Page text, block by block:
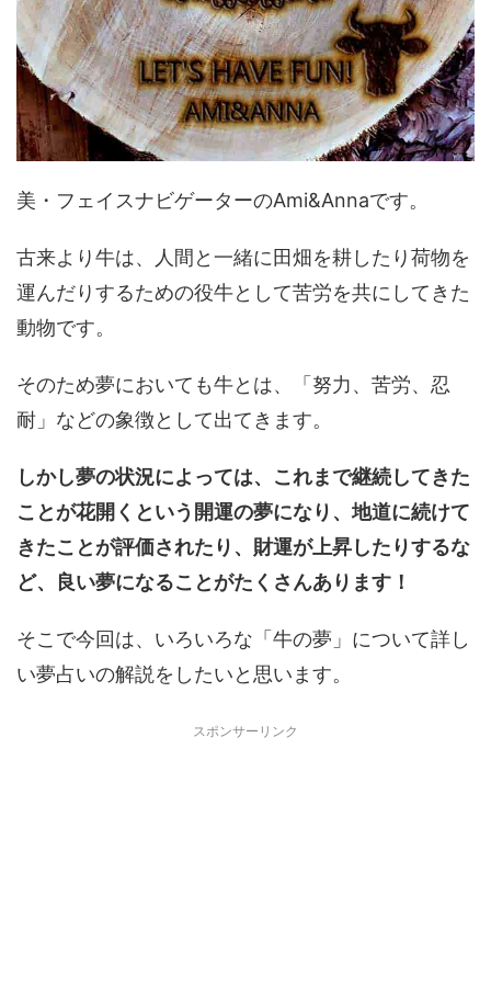
美・フェイスナビゲーターのAmi&Annaです。
古来より牛は、人間と一緒に田畑を耕したり荷物を
運んだりするための役牛として苦労を共にしてきた
動物です。
そのため夢においても牛とは、「努力、苦労、忍
耐」などの象徴として出てきます。
しかし夢の状況によっては、これまで継続してきた
ことが花開くという開運の夢になり、地道に続けて
きたことが評価されたり、財運が上昇したりするな
ど、良い夢になることがたくさんあります！
そこで今回は、いろいろな「牛の夢」について詳し
い夢占いの解説をしたいと思います。
スポンサーリンク